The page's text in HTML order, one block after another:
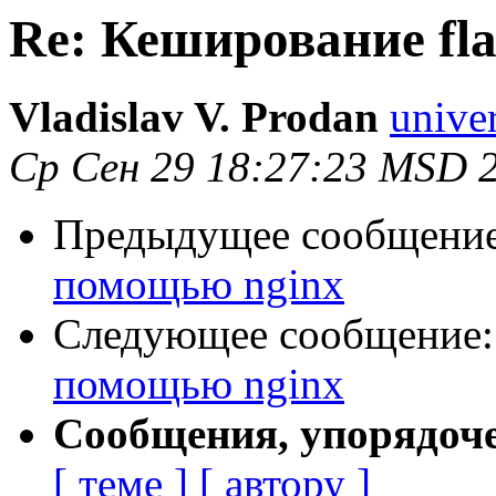
Re: Кеширование
Vladislav V. Prodan
Ср Сен 29 18:27:23 MSD
Предыдущее
помощью nginx
Следующее
помощью nginx
Сообщения,
[ теме ] [ автору ]